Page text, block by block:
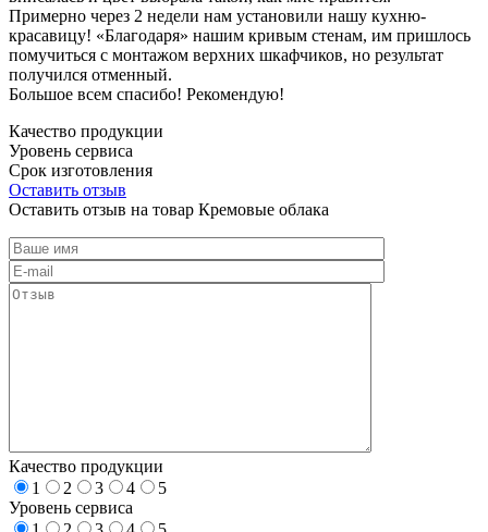
Примерно через 2 недели нам установили нашу кухню-
красавицу! «Благодаря» нашим кривым стенам, им пришлось
помучиться с монтажом верхних шкафчиков, но результат
получился отменный.
Большое всем спасибо! Рекомендую!
Качество продукции
Уровень сервиса
Срок изготовления
Оставить отзыв
Оставить отзыв на товар Кремовые облака
Качество продукции
1
2 3 4
5
Уровень сервиса